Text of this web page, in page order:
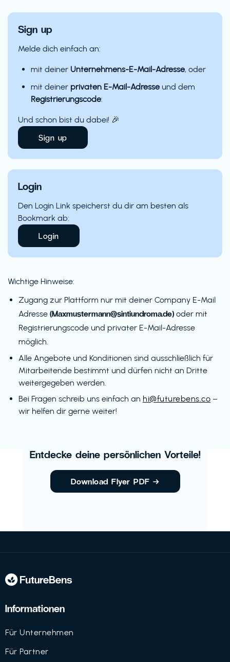
Sign up
Melde dich einfach an:
mit deiner Unternehmens-E-Mail-Adresse, oder
mit deiner privaten E-Mail-Adresse und dem
Registrierungscode:
Und schon bist du dabei! 🎉
Sign up
Login
Den Login Link speicherst du dir am besten als
Bookmark ab:
Login
Wichtige Hinweise:
Zugang zur Plattform nur mit deiner Company E-Mail
Adresse (Maxmustermann@sintiundroma.de) oder mit
Registrierungscode und privater E-Mail-Adresse
möglich.
Alle Angebote und Konditionen sind ausschließlich für
Mitarbeitende bestimmt und dürfen nicht an Dritte
weitergegeben werden.
Bei Fragen schreib uns einfach an hi@futurebens.co –
wir helfen dir gerne weiter!
Entdecke deine persönlichen Vorteile!
Download Flyer PDF →
Informationen
Für Unternehmen
Für Partner